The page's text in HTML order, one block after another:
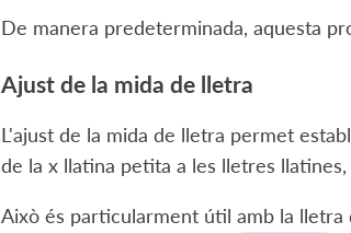
De manera predeterminada, aquesta
Ajust de la mida de lletra
L'ajust de la mida de lletra permet
de la x llatina petita a les lletres
Això és particularment útil amb la